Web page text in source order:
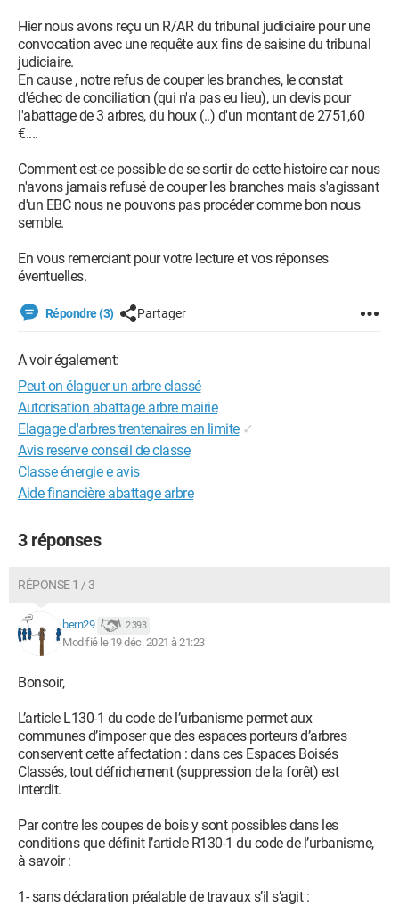
Hier nous avons reçu un R/AR du tribunal judiciaire pour une
convocation avec une requête aux fins de saisine du tribunal
judiciaire.
En cause , notre refus de couper les branches, le constat
d'échec de conciliation (qui n'a pas eu lieu), un devis pour
l'abattage de 3 arbres, du houx (..) d'un montant de 2751,60
€....
Comment est-ce possible de se sortir de cette histoire car nous
n'avons jamais refusé de couper les branches mais s'agissant
d'un EBC nous ne pouvons pas procéder comme bon nous
semble.
En vous remerciant pour votre lecture et vos réponses
éventuelles.
Répondre (3) Partager
A voir également:
Peut-on élaguer un arbre classé
Autorisation abattage arbre mairie
Elagage d'arbres trentenaires en limite ✓
Avis reserve conseil de classe
Classe énergie e avis
Aide financière abattage arbre
3 réponses
RÉPONSE 1 / 3
bern29 2 393
Modifié le 19 déc. 2021 à 21:23
Bonsoir,
L’article L130-1 du code de l’urbanisme permet aux
communes d’imposer que des espaces porteurs d’arbres
conservent cette affectation : dans ces Espaces Boisés
Classés, tout défrichement (suppression de la forêt) est
interdit.
Par contre les coupes de bois y sont possibles dans les
conditions que définit l’article R130-1 du code de l’urbanisme,
à savoir :
1- sans déclaration préalable de travaux s’il s’agit :